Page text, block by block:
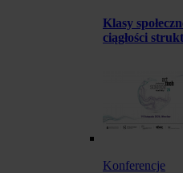
Klasy
ciągłości
Konferencje